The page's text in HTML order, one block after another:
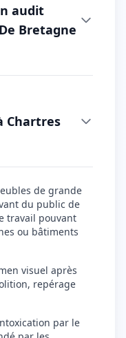
audit
Bretagne
Chartres
de grande
du public de
travail pouvant
ou bâtiments
visuel après
repérage
par le